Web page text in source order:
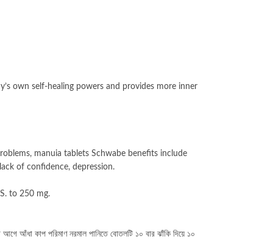
own self-healing powers and provides more inner
manuia tablets Schwabe benefits include
of confidence, depression.
to 250 mg.
আগে আঁধা কাপ পরিমাণ নরমাল পানিতে বোতলটি ১০ বার ঝাঁকি দিয়ে ১০